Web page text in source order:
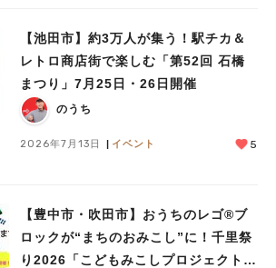
【池田市】約3万人が集う！駅チカ＆
レトロ商店街で楽しむ「第52回 石橋
まつり」7月25日・26日開催
のうち
2026年7月13日 イベント 5
【豊中市・吹田市】おうちのレゴ®ブ
ロックが“まちのおみこし”に！千里祭
り2026「こどもみこしプロジェクト」
人気のキーワード
ふれあう
記事#大阪学院大 商品開発プロジェクト